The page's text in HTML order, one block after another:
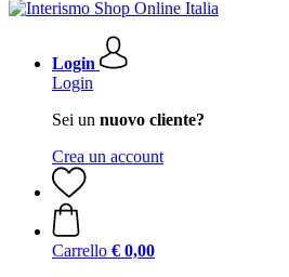
Login
Login
Sei un nuovo cliente?
Crea un account
Carrello € 0,00